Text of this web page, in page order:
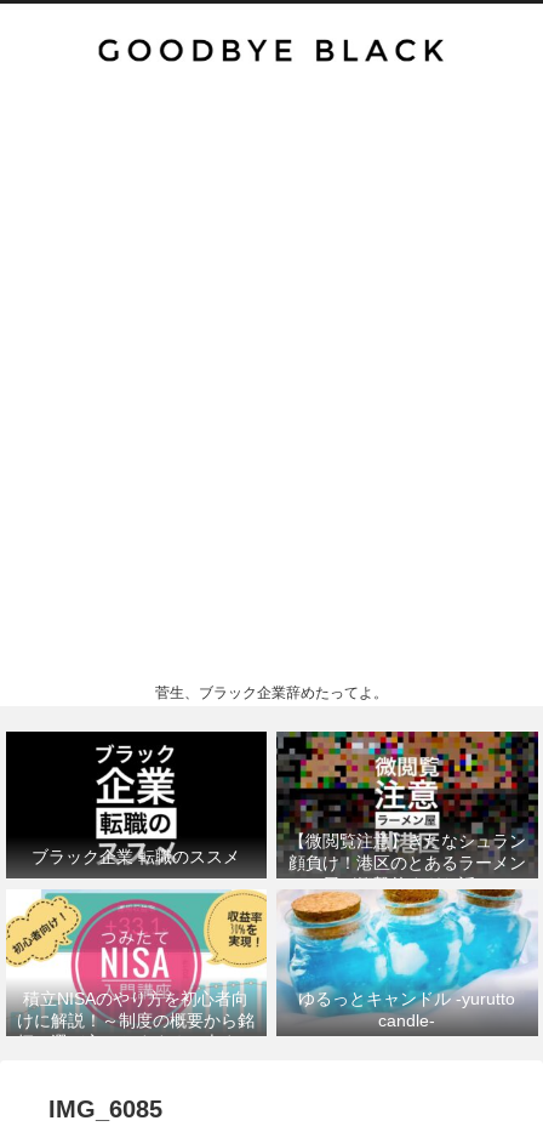
菅生、ブラック企業辞めたってよ。
ブラック企業 転職のススメ
【微閲覧注意】きたなシュラン
顔負け！港区のとあるラーメン
屋が衝撃的すぎた話。
積立NISAのやり方を初心者向
けに解説！～制度の概要から銘
柄の選び方、おすすめの本まで
ゆるっとキャンドル -yurutto
candle-
IMG_6085